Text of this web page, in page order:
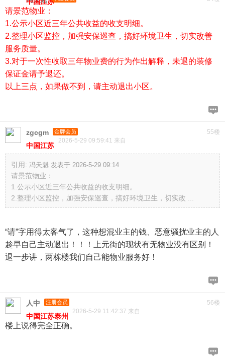
中国江苏
请景范物业：
1.公示小区近三年公共收益的收支明细。
2.整理小区监控，加强安保巡查，搞好环境卫生，切实改善
服务质量。
3.对于一次性收取三年物业费的行为作出解释，未退的装修
保证金请予退还。
以上三点，如果做不到，请主动退出小区。
55楼
zgcgm 金牌会员
2026-5-29 09:59:41 来自
中国江苏
引用: 冯天魁 发表于 2026-5-29 09:14
请景范物业：
1.公示小区近三年公共收益的收支明细。
2.整理小区监控，加强安保巡查，搞好环境卫生，切实改 ...
“请”字用得太客气了，这种想混业主的钱、恶意骚扰业主的人
趁早自己主动退出！！！上元街的现状有无物业没有区别！
退一步讲，两栋楼我们自己能物业服务好！
56楼
人中 注册会员
2026-5-29 11:42:37 来自
中国江苏泰州
楼上说得完全正确。